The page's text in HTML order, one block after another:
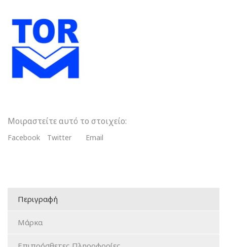
Matrices
Medium
Τεχνητά
Τοιχώματα
ποσότητα
Μοιραστείτε αυτό το στοιχείο:
Facebook Twitter Email
Περιγραφή
Μάρκα